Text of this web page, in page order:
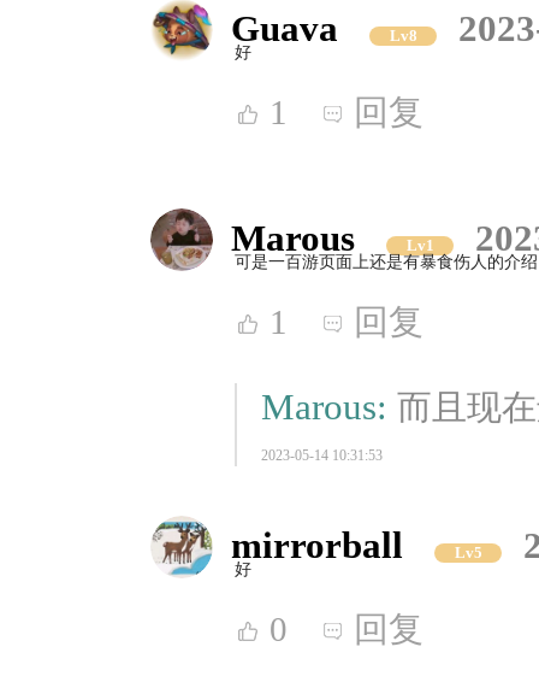
Guava Lv8
好
1 回复
Marous Lv1
可是一百游页面上还是有暴食伤人的介绍
1 回复
Marous: 而且现
2023-05-14 10:31:53
mirrorball Lv5
好
0 回复